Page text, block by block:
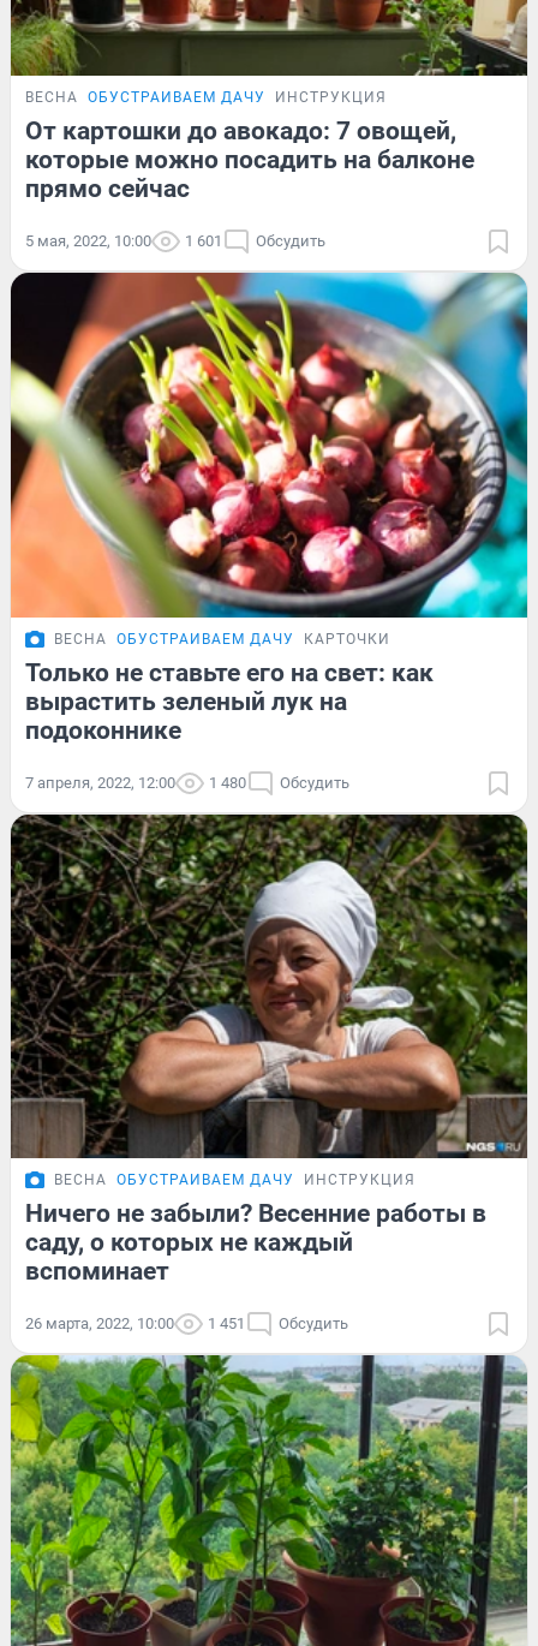
ВЕСНА ОБУСТРАИВАЕМ ДАЧУ ИНСТРУКЦИЯ
От картошки до авокадо: 7 овощей,
которые можно посадить на балконе
прямо сейчас
5 мая, 2022, 10:00 1 601 Обсудить
ВЕСНА ОБУСТРАИВАЕМ ДАЧУ КАРТОЧКИ
Только не ставьте его на свет: как
вырастить зеленый лук на
подоконнике
7 апреля, 2022, 12:00 1 480 Обсудить
ВЕСНА ОБУСТРАИВАЕМ ДАЧУ ИНСТРУКЦИЯ
Ничего не забыли? Весенние работы в
саду, о которых не каждый
вспоминает
26 марта, 2022, 10:00 1 451 Обсудить